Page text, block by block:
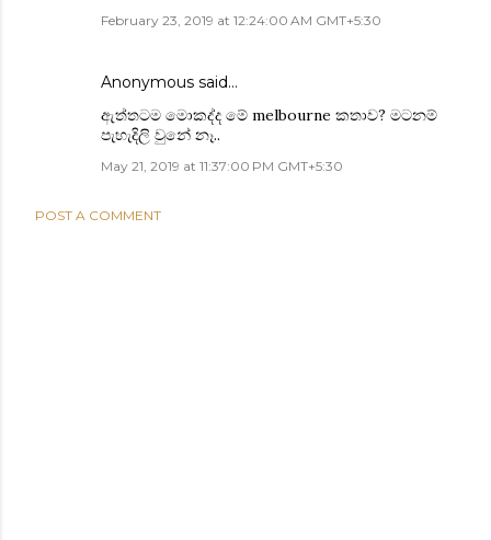
February 23, 2019 at 12:24:00 AM GMT+5:30
Anonymous said…
ඇත්තටම මොකද්ද මේ melbourne කතාව? මටනම්
පැහැදිලි වුනේ නෑ..
May 21, 2019 at 11:37:00 PM GMT+5:30
POST A COMMENT